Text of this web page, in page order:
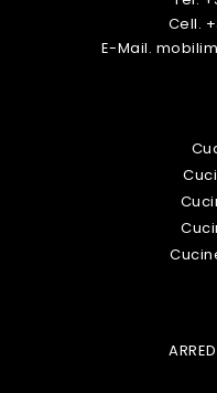
Cell.
E-Mail.